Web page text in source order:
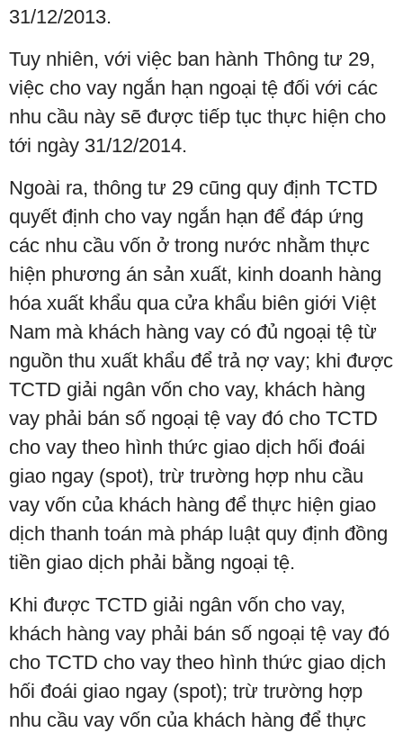
31/12/2013.
Tuy nhiên, với việc ban hành Thông tư 29,
việc cho vay ngắn hạn ngoại tệ đối với các
nhu cầu này sẽ được tiếp tục thực hiện cho
tới ngày 31/12/2014.
Ngoài ra, thông tư 29 cũng quy định TCTD
quyết định cho vay ngắn hạn để đáp ứng
các nhu cầu vốn ở trong nước nhằm thực
hiện phương án sản xuất, kinh doanh hàng
hóa xuất khẩu qua cửa khẩu biên giới Việt
Nam mà khách hàng vay có đủ ngoại tệ từ
nguồn thu xuất khẩu để trả nợ vay; khi được
TCTD giải ngân vốn cho vay, khách hàng
vay phải bán số ngoại tệ vay đó cho TCTD
cho vay theo hình thức giao dịch hối đoái
giao ngay (spot), trừ trường hợp nhu cầu
vay vốn của khách hàng để thực hiện giao
dịch thanh toán mà pháp luật quy định đồng
tiền giao dịch phải bằng ngoại tệ.
Khi được TCTD giải ngân vốn cho vay,
khách hàng vay phải bán số ngoại tệ vay đó
cho TCTD cho vay theo hình thức giao dịch
hối đoái giao ngay (spot); trừ trường hợp
nhu cầu vay vốn của khách hàng để thực